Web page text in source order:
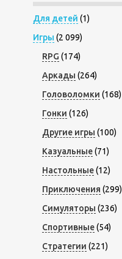
Для детей (1)
Игры (2 099)
RPG (174)
Аркады (264)
Головоломки (168)
Гонки (126)
Другие игры (100)
Казуальные(71)
Настольные(12)
Приключения (299)
Симуляторы (236)
Спортивные(54)
Стратегии (221)